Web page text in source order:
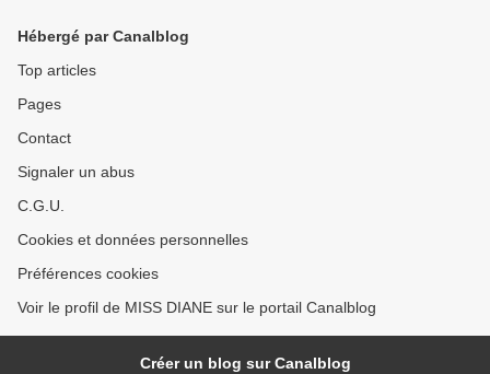
Hébergé par Canalblog
Top articles
Pages
Contact
Signaler un abus
C.G.U.
Cookies et données personnelles
Préférences cookies
Voir le profil de MISS DIANE sur le portail Canalblog
Créer un blog sur Canalblog